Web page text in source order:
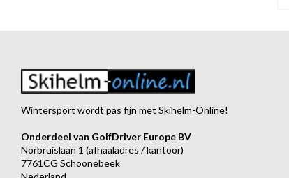
Wintersport wordt pas fijn met Skihelm-Online!
Onderdeel van GolfDriver Europe BV
Norbruislaan 1 (afhaaladres / kantoor)
7761CG Schoonebeek